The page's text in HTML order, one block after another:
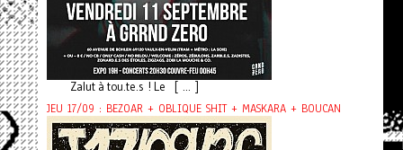
Zalut à tou.te.s ! Le [ ... ]
JEU 17/09 : BEZOAR + OBLIQUE SHIT + MASKARA + BOUCAN